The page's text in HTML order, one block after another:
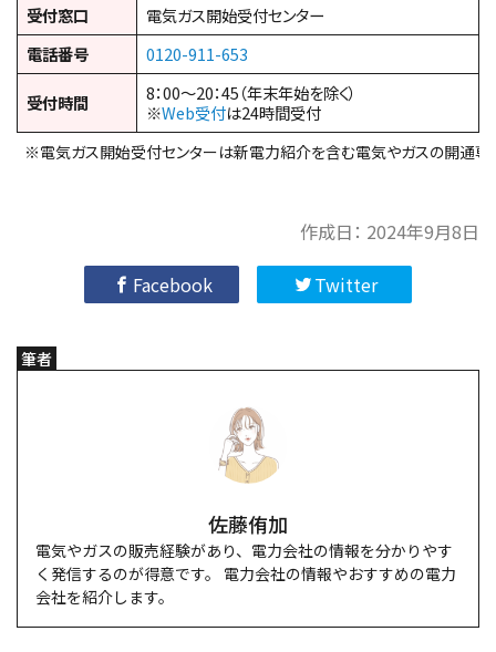
受付窓口
電気ガス開始受付センター
電話番号
0120-911-653
受付時間
8：00～20：45（年末年始を除く）
※Web受付は24時間受付
※電気ガス開始受付センターは新電力紹介を含む電気やガスの開通専
作成日： 2024年9月8日
Facebook
Twitter
筆者
佐藤侑加
電気やガスの販売経験があり、電力会社の情報を分かりやす
く発信するのが得意です。 電力会社の情報やおすすめの電力
会社を紹介します。